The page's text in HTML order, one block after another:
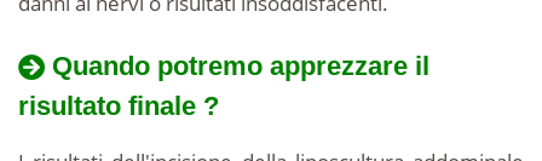
Quando potremo apprezzare il
risultato finale ?